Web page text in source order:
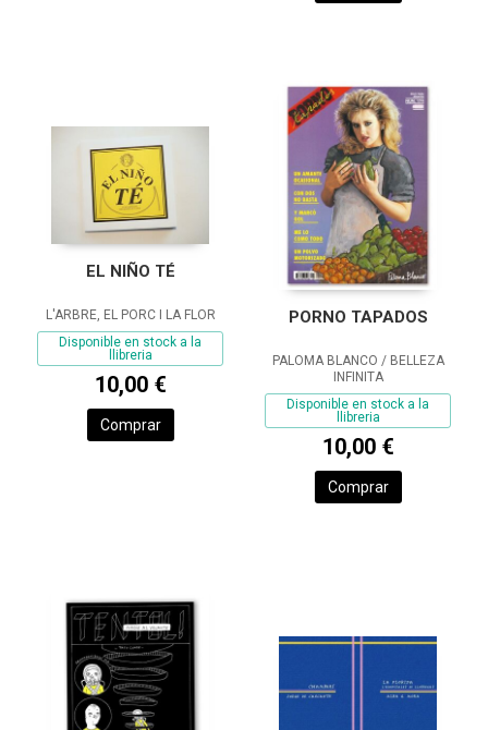
EL NIÑO TÉ
L'ARBRE, EL PORC I LA FLOR
Disponible en stock a la
llibreria
10,00 €
Comprar
PORNO TAPADOS
PALOMA BLANCO / BELLEZA
INFINITA
Disponible en stock a la
llibreria
10,00 €
Comprar